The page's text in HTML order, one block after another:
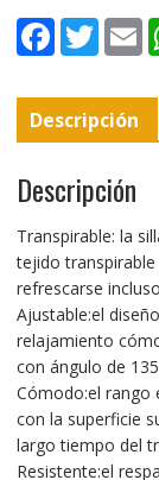
F
a
b
o
o
T
w
t
e
r
E
m
l
Descripción
Descripción
Transpirable: la
tejido
refrescarse
Ajustable:el
relajamiento
con ángulo de
Cómodo:el rango
con la superficie
largo tiempo del
Resistente:el